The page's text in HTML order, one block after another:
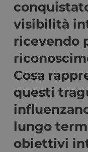
visibilità
ricevendo
Cosa
questi
lungo
obiettivi